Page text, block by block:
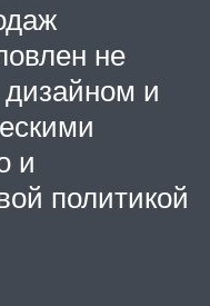
не
и
и
политикой